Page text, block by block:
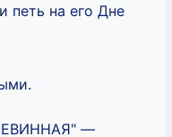
петь на его Дне
—